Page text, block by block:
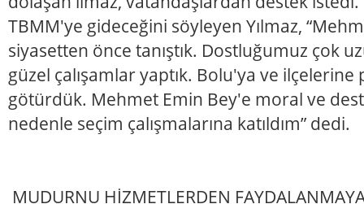
TBMM'ye gideceğini söyleyen Yılmaz,
siyasetten önce tanıştık. Dostluğumuz çok
güzel çalışamlar yaptık. Bolu'ya ve
götürdük. Mehmet Emin Bey'e moral ve
nedenle seçim çalışmalarına katıldım” dedi.
MUDURNU HİZMETLERDEN